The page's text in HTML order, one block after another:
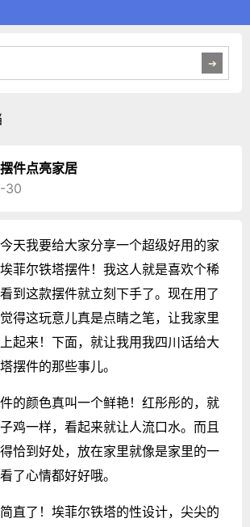
件点亮家居
30
天我要给大家分享一个超级好用的家
菲尔铁塔摆件！我这人就是喜欢个稀
到这款摆件就立刻下手了。现在用了
得这玩意儿真是点睛之笔，让我家里
起来！下面，就让我用我四川话给大
摆件的那些事儿。
的颜色真叫一个鲜艳！红彤彤的，就
鸡一样，看起来就让人流口水。而且
恰到好处，放在家里就像是家里的一
了心情都好好哦。
直了！埃菲尔铁塔的性设计，尖尖的